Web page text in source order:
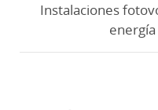
Instalaciones